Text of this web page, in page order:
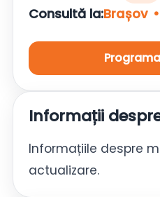
Consultă la:Brașov
Informații
Informațiile despre
actualizare.